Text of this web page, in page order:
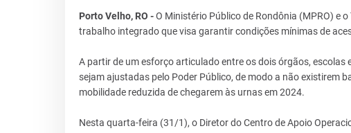
Porto Velho, RO -O Ministério Público de Rondônia (MPRO) e
trabalho integrado que visa garantir condições mínimas de
A partir de um esforço articulado entre os dois órgãos,
sejam ajustadas pelo Poder Público, de modo a não existirem
mobilidade reduzida de chegarem às urnas em 2024.
Nesta quarta-feira (31/1), o Diretor do Centro de Apoio